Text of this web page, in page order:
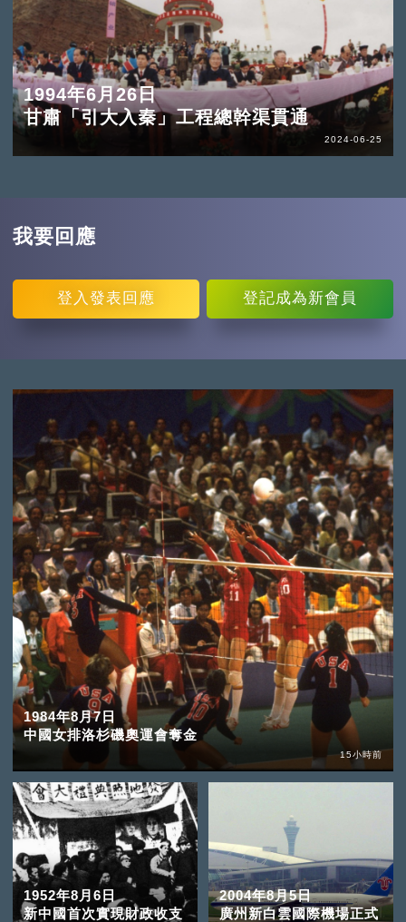
1994年6月26日
甘肅「引大入秦」工程總幹渠貫通
2024-06-25
我要回應
登入 發表回應 登記成為新會員
1984年8月7日
中國女排洛杉磯奧運會奪金
15小時前
1952年8月6日
新中國首次實現財政收支
2004年8月5日
廣州新白雲國際機場正式